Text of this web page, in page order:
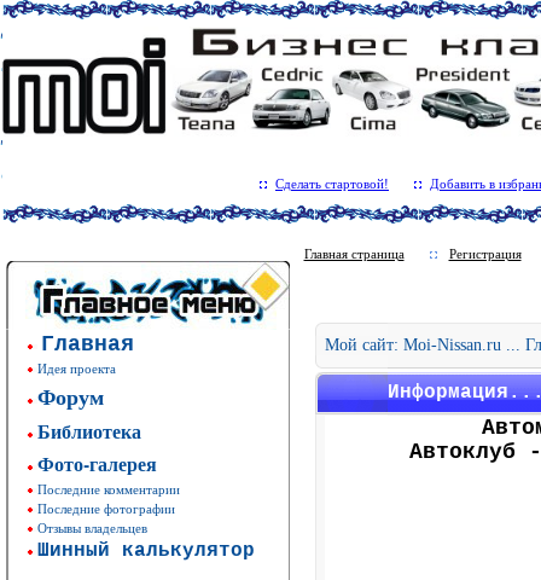
Сделать стартовой! Добавить в
Главная
Идея проекта
Форум
Библиотека
Фото-галерея
Последние комментарии
Последние фотографии
Отзывы владельцев
Шинный калькулятор
Главная страница Регистрация
Мой сайт: Moi-Nissan.ru ...
Автоклуб